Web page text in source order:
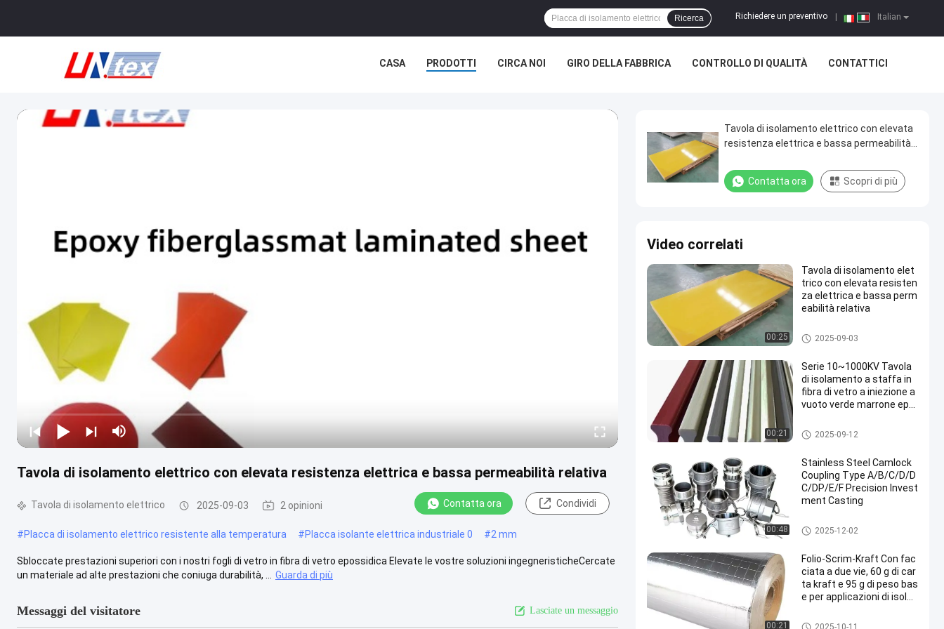
Italian
Richiedere un preventivo
Ricerca
CASA PRODOTTI CIRCA NOI GIRO DELLA FABBRICA CONTROLLO DI QUALITÀ CONTATTICI
Tavola di isolamento elettrico con elevata resistenza elettrica e bassa permeabilità relativa
Tavola di isolamento elettrico 2025-09-03 2 opinioni Contatta ora Condividi
#Placca di isolamento elettrico resistente alla temperatura #Placca isolante elettrica industriale 0 #2 mm
Sbloccate prestazioni superiori con i nostri fogli di vetro in fibra di vetro epossidica Elevate le vostre soluzioni ingegneristicheCercate
un materiale ad alte prestazioni che coniuga durabilità, ...
Guarda di più
Messaggi del visitatore Lasciate un messaggio
Tavola di isolamento elettrico con elevata
resistenza elettrica e bassa permeabilità
Contatta ora Scopri di più
Video correlati
00:25
Tavola di isolamento elet
trico con elevata resisten
za elettrica e bassa perm
eabilità relativa
Tavola di isolamento elettrico
2025-09-03
00:21
Serie 10~1000KV Tavola
di isolamento a staffa in
fibra di vetro a iniezione a
vuoto verde marrone epo
Tavola di isolamento elettrico
2025-09-12
00:48
Stainless Steel Camlock
Coupling Type A/B/C/D/D
C/DP/E/F Precision Invest
ment Casting
Colata di investimento di preci
sione
2025-12-02
00:21
Folio-Scrim-Kraft Con fac
ciata a due vie, 60 g di car
ta kraft e 95 g di peso bas
e per applicazioni di isola
La stagnola ha affrontato la c
2025-10-11